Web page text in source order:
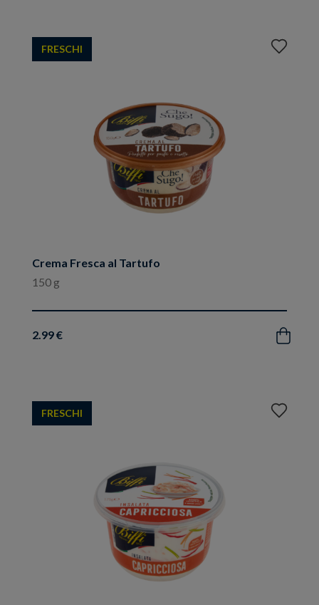
Crema Fresca al Tartufo
150 g
2.99 € Acquista
FRESCHI
Aggiungi
FRESCHI
Aggiungi